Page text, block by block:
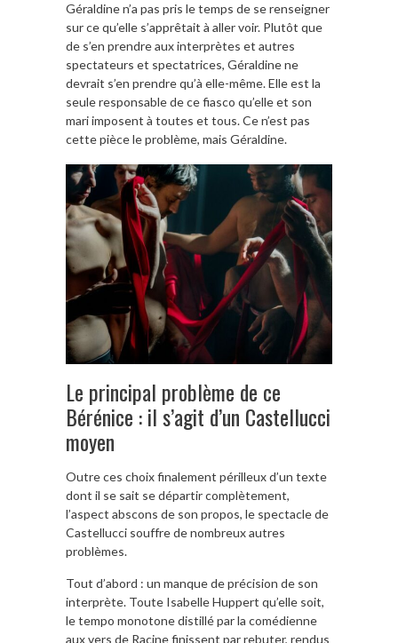
Géraldine n’a pas pris le temps de se renseigner
sur ce qu’elle s’apprêtait à aller voir. Plutôt que
de s’en prendre aux interprètes et autres
spectateurs et spectatrices, Géraldine ne
devrait s’en prendre qu’à elle-même. Elle est la
seule responsable de ce fiasco qu’elle et son
mari imposent à toutes et tous. Ce n’est pas
cette pièce le problème, mais Géraldine.
Le principal problème de ce
Bérénice : il s’agit d’un Castellucci
moyen
Outre ces choix finalement périlleux d’un texte
dont il se sait se départir complètement,
l’aspect abscons de son propos, le spectacle de
Castellucci souffre de nombreux autres
problèmes.
Tout d’abord : un manque de précision de son
interprète. Toute Isabelle Huppert qu’elle soit,
le tempo monotone distillé par la comédienne
aux vers de Racine finissent par rebuter, rendus